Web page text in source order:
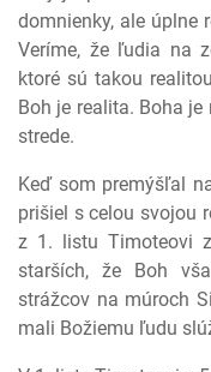
domnienky, ale úplne
Veríme, že ľudia na
ktoré sú takou
Boh je realita. Boha
strede.
Keď som premýšľal
prišiel s celou svojou
z 1. listu Timoteovi
starších, že Boh
strážcov na múroch
mali Božiemu ľudu